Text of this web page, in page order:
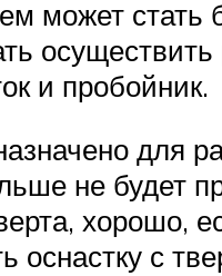
может стать
и пробойник.
для
не будет
хорошо,
оснастку с